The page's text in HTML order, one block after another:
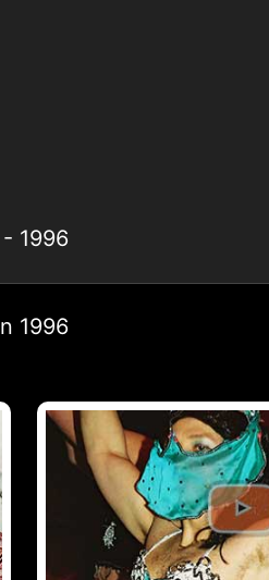
- 1996
1996